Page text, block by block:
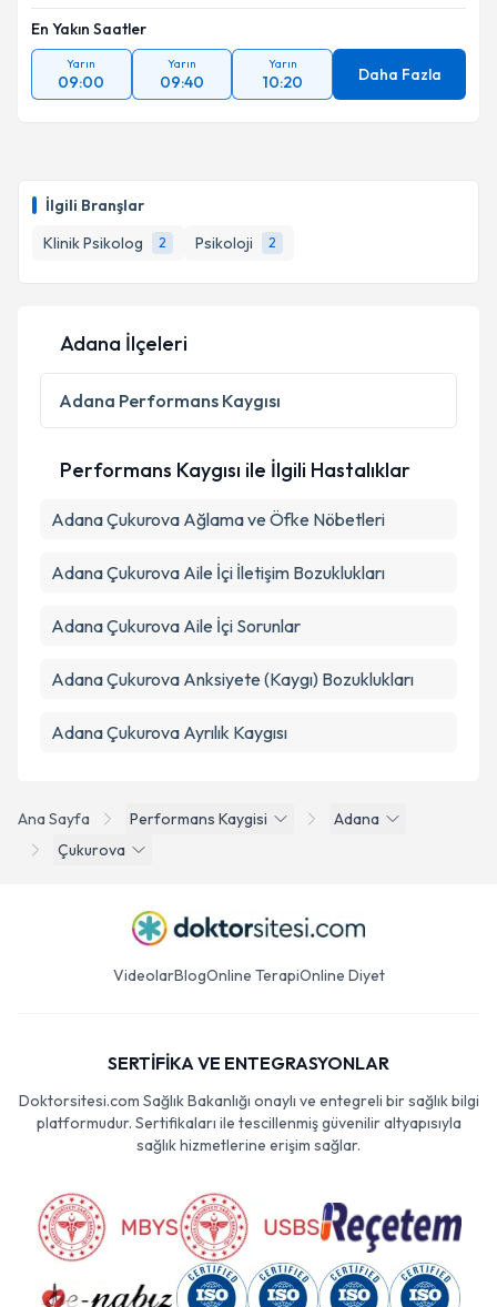
İlgili Branşlar
Klinik Psikolog
2 Psikoloji 2
En Yakın Saatler
Yarın
09:00
Yarın
09:40
Yarın
10:20 Daha Fazla
Ana Sayfa Performans Kaygisi
Adana
Çukurova
Adana İlçeleri
Adana Performans Kaygısı
Performans Kaygısı ile İlgili Hastalıklar
Adana Çukurova Ağlama ve Öfke Nöbetleri
Adana Çukurova Aile İçi İletişim Bozuklukları
Adana Çukurova Aile İçi Sorunlar
Adana Çukurova Anksiyete (Kaygı) Bozuklukları
Adana Çukurova Ayrılık Kaygısı
VideolarBlogOnline TerapiOnline Diyet
SERTİFİKA VE ENTEGRASYONLAR
Doktorsitesi.com Sağlık Bakanlığı onaylı ve entegreli bir sağlık bilgi
platformudur. Sertifikaları ile tescillenmiş güvenilir altyapısıyla
sağlık hizmetlerine erişim sağlar.